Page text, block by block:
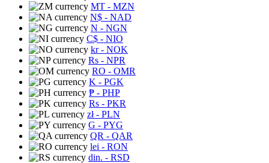
MT - MZN
N$ - NAD
N - NGN
C$ - NIO
kr- NOK
Rs - NPR
RO - OMR
K - PGK
₱ - PHP
Rs - PKR
zł- PLN
G - PYG
QR - QAR
lei - RON
din. - RSD